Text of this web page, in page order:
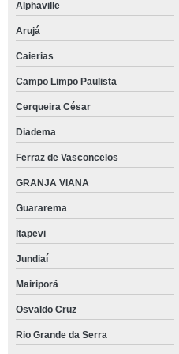
Alphaville
Arujá
Caierias
Campo Limpo Paulista
Cerqueira César
Diadema
Ferraz de Vasconcelos
GRANJA VIANA
Guararema
Itapevi
Jundiaí
Mairiporã
Osvaldo Cruz
Rio Grande da Serra